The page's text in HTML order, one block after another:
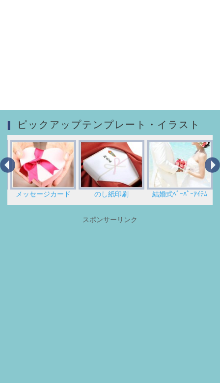
ピックアップテンプレート・イラスト
メッセージカード のし紙印刷 結婚式ﾍﾟｰﾊﾟｰｱｲﾃﾑ
スポンサーリンク